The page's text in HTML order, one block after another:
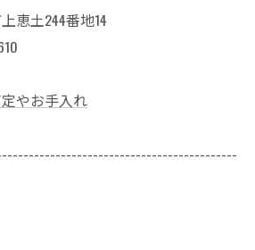
恵土244番地14
やお手入れ